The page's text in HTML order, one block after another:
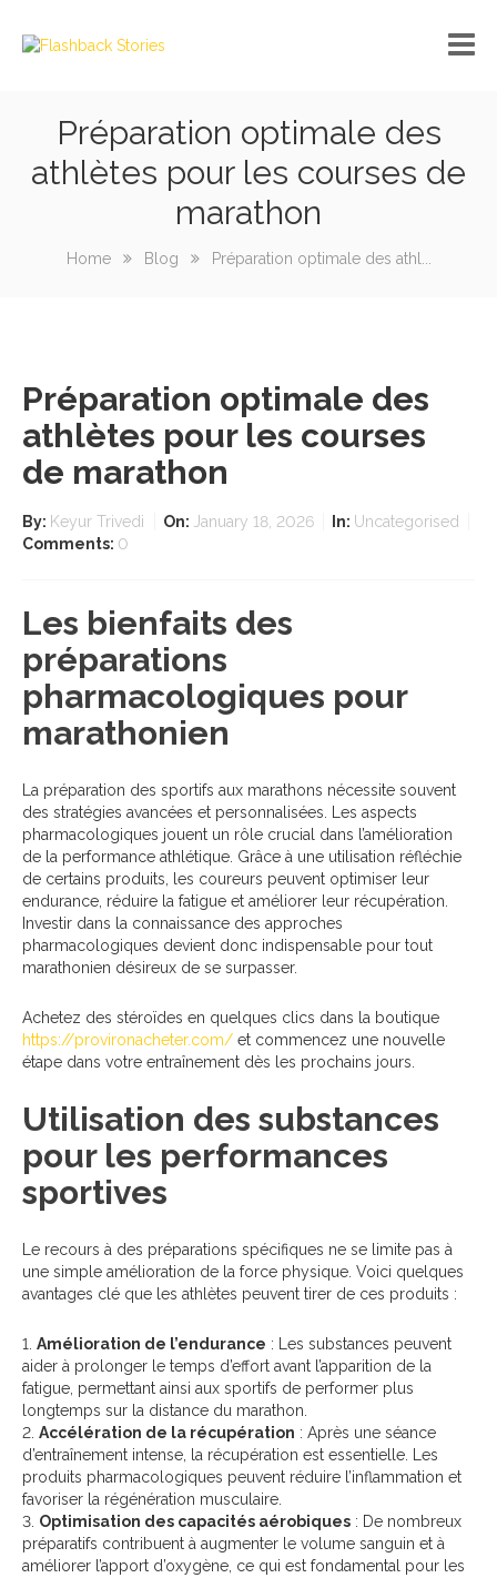
No custom menu created!
Préparation optimale des
athlètes pour les courses de
marathon
Home Blog Préparation optimale des athl...
Préparation optimale des
athlètes pour les courses
de marathon
By: Keyur Trivedi On: January 18, 2026 In: Uncategorised
Comments: 0
Les bienfaits des
préparations
pharmacologiques pour
marathonien
La préparation des sportifs aux marathons nécessite souvent
des stratégies avancées et personnalisées. Les aspects
pharmacologiques jouent un rôle crucial dans l’amélioration
de la performance athlétique. Grâce à une utilisation réfléchie
de certains produits, les coureurs peuvent optimiser leur
endurance, réduire la fatigue et améliorer leur récupération.
Investir dans la connaissance des approches
pharmacologiques devient donc indispensable pour tout
marathonien désireux de se surpasser.
Achetez des stéroïdes en quelques clics dans la boutique
https://provironacheter.com/ et commencez une nouvelle
étape dans votre entraînement dès les prochains jours.
Utilisation des substances
pour les performances
sportives
Le recours à des préparations spécifiques ne se limite pas à
une simple amélioration de la force physique. Voici quelques
avantages clé que les athlètes peuvent tirer de ces produits :
Amélioration de l’endurance : Les substances peuvent
aider à prolonger le temps d’effort avant l’apparition de la
fatigue, permettant ainsi aux sportifs de performer plus
longtemps sur la distance du marathon.
Accélération de la récupération : Après une séance
d’entraînement intense, la récupération est essentielle. Les
produits pharmacologiques peuvent réduire l’inflammation et
favoriser la régénération musculaire.
Optimisation des capacités aérobiques : De nombreux
préparatifs contribuent à augmenter le volume sanguin et à
améliorer l’apport d’oxygène, ce qui est fondamental pour les